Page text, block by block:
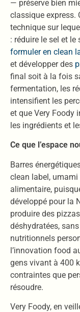
— préserve bien
classique express.
technique sur
: réduire le sel et
formuler en clean
et développer des
final soit à la fois
fermentation, les
intensifient les
et que Very Foody
les ingrédients et
Ce que l’espace
Barres
clean label,
alimentaire,
développé pour la
produire des
déshydratées,
nutritionnels
l’innovation food
gens vivant à 400
contraintes que
résoudre.
Very Foody, en